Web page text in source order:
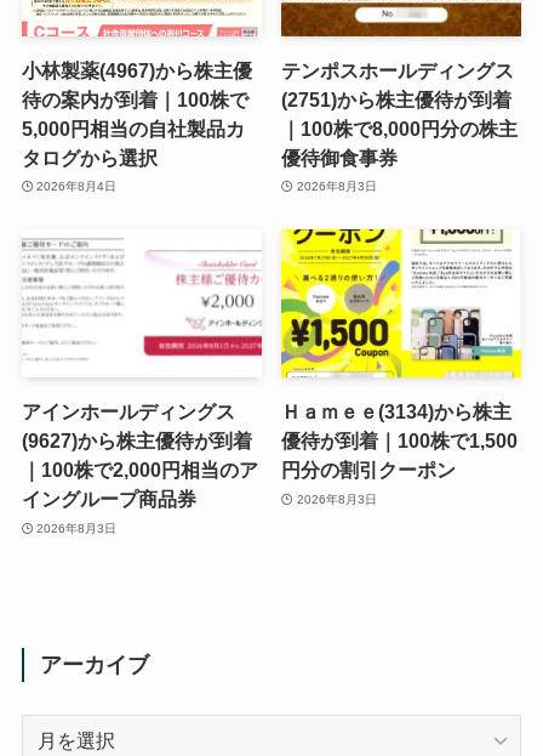
小林製薬(4967)から株主優
待の案内が到着｜100株で
5,000円相当の自社製品カ
タログから選択
2026年8月4日
テンポスホールディングス
(2751)から株主優待が到着
｜100株で8,000円分の株主
優待御食事券
2026年8月3日
アインホールディングス
(9627)から株主優待が到着
｜100株で2,000円相当のア
イングループ商品券
2026年8月3日
Ｈａｍｅｅ(3134)から株主
優待が到着｜100株で1,500
円分の割引クーポン
2026年8月3日
アーカイブ